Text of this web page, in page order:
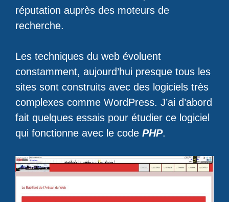
réputation auprès des moteurs de
recherche.
Les techniques du web évoluent
constamment, aujourd’hui presque tous les
sites sont construits avec des logiciels très
complexes comme WordPress. J’ai d’abord
fait quelques essais pour étudier ce logiciel
qui fonctionne avec le code PHP.